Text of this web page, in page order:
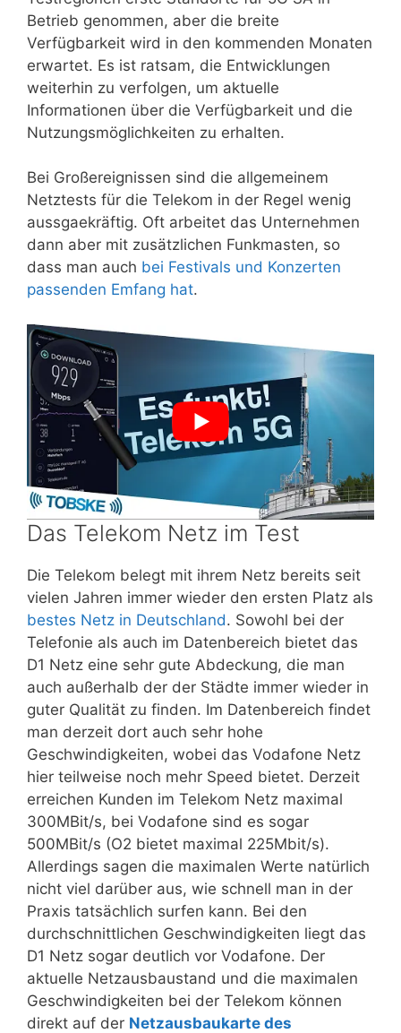
Betrieb genommen, aber die breite
Verfügbarkeit wird in den kommenden Monaten
erwartet. Es ist ratsam, die Entwicklungen
weiterhin zu verfolgen, um aktuelle
Informationen über die Verfügbarkeit und die
Nutzungsmöglichkeiten zu erhalten.
Bei Großereignissen sind die allgemeinem
Netztests für die Telekom in der Regel wenig
aussgaekräftig. Oft arbeitet das Unternehmen
dann aber mit zusätzlichen Funkmasten, so
dass man auch bei Festivals und Konzerten
passenden Emfang hat.
Das Telekom Netz im Test
Die Telekom belegt mit ihrem Netz bereits seit
vielen Jahren immer wieder den ersten Platz als
bestes Netz in Deutschland. Sowohl bei der
Telefonie als auch im Datenbereich bietet das
D1 Netz eine sehr gute Abdeckung, die man
auch außerhalb der der Städte immer wieder in
guter Qualität zu finden. Im Datenbereich findet
man derzeit dort auch sehr hohe
Geschwindigkeiten, wobei das Vodafone Netz
hier teilweise noch mehr Speed bietet. Derzeit
erreichen Kunden im Telekom Netz maximal
300MBit/s, bei Vodafone sind es sogar
500MBit/s (O2 bietet maximal 225Mbit/s).
Allerdings sagen die maximalen Werte natürlich
nicht viel darüber aus, wie schnell man in der
Praxis tatsächlich surfen kann. Bei den
durchschnittlichen Geschwindigkeiten liegt das
D1 Netz sogar deutlich vor Vodafone. Der
aktuelle Netzausbaustand und die maximalen
Geschwindigkeiten bei der Telekom können
direkt auf der Netzausbaukarte des